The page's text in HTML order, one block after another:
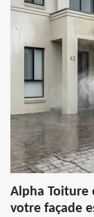
Alpha Toiture
votre façade